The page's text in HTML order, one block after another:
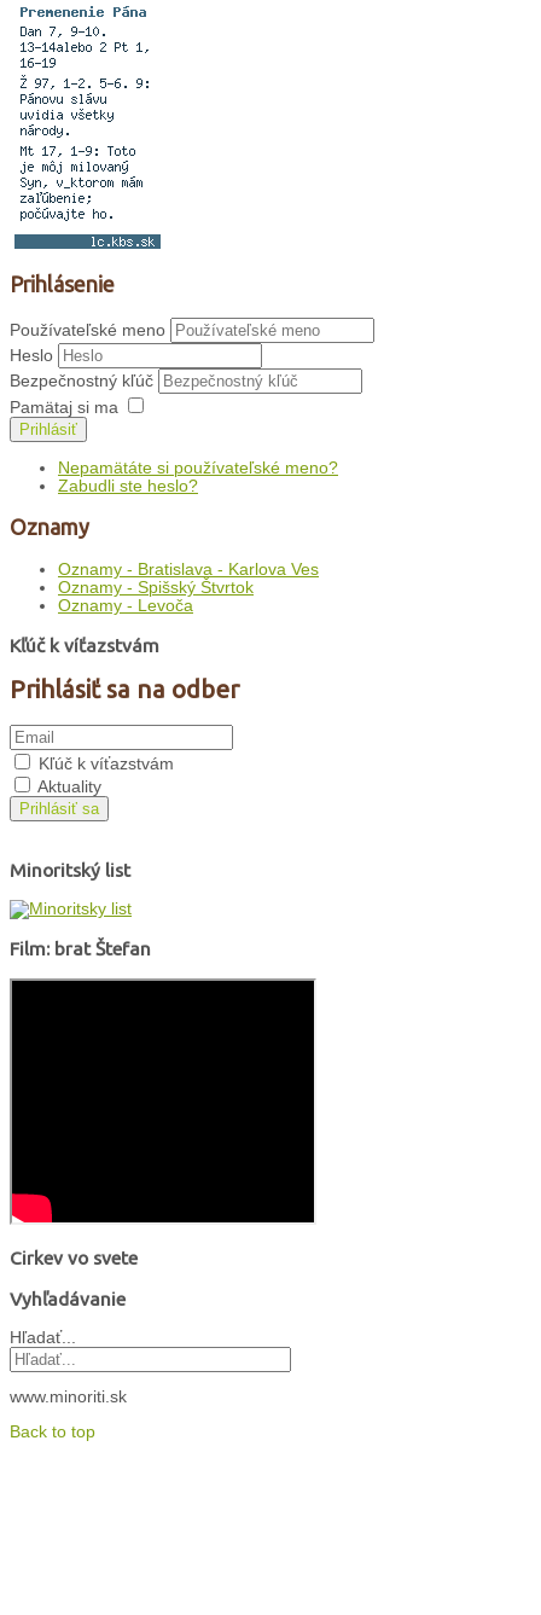
Prihlásenie
Používateľské meno
Heslo
Bezpečnostný kľúč
Pamätaj si ma
Prihlásiť
Nepamätáte si používateľské meno?
Zabudli ste heslo?
Oznamy
Oznamy - Bratislava - Karlova Ves
Oznamy - Spišský Štvrtok
Oznamy - Levoča
Kľúč k víťazstvám
Prihlásiť sa na odber
Kľúč k víťazstvám
Aktuality
Prihlásiť sa
Minoritský list
Film: brat Štefan
Cirkev vo svete
Vyhľadávanie
Hľadať...
www.minoriti.sk
Back to top